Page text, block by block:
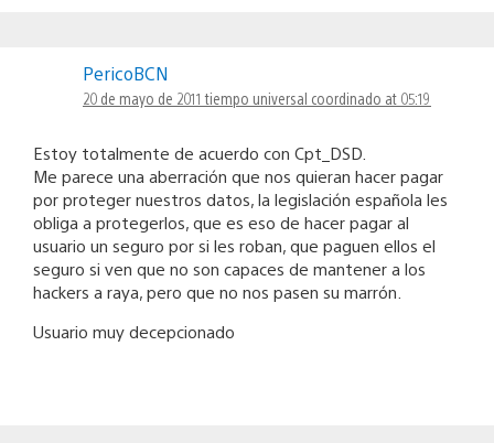
PericoBCN
20 de mayo de 2011 tiempo universal coordinado at 05:19
Estoy totalmente de acuerdo con Cpt_DSD.
Me parece una aberración que nos quieran hacer pagar
por proteger nuestros datos, la legislación española les
obliga a protegerlos, que es eso de hacer pagar al
usuario un seguro por si les roban, que paguen ellos el
seguro si ven que no son capaces de mantener a los
hackers a raya, pero que no nos pasen su marrón.
Usuario muy decepcionado